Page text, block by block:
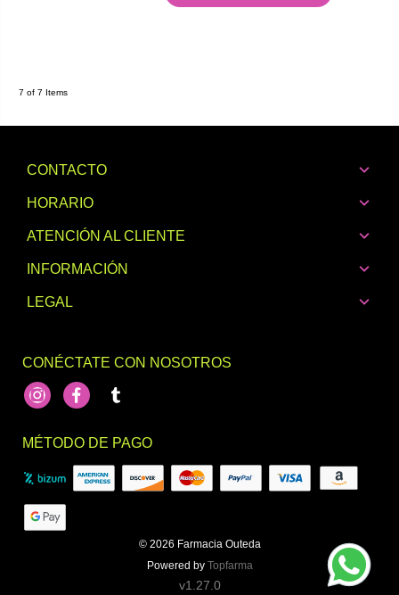
7 of 7 Items
CONTACTO
HORARIO
ATENCIÓN AL CLIENTE
INFORMACIÓN
LEGAL
CONÉCTATE CON NOSOTROS
InstagramFacebookfooter.socialNetworks.tumblr
MÉTODO DE PAGO
© 2026 Farmacia Outeda
Powered by Topfarma
v1.27.0